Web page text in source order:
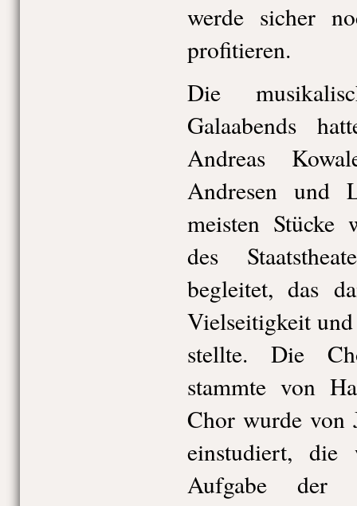
werde sicher
profitieren.
Die
Galaabends
Andreas
Andresen und
meisten Stücke
des
begleitet, das
Vielseitigkeit
stellte. Die
stammte von
Chor wurde von
einstudiert, die
Aufgabe der